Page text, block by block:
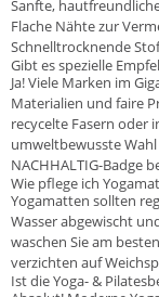
Sanfte,
Flache Nähte zur
Schnelltrocknende
Gibt es spezielle
Ja! Viele Marken im
Materialien und faire
recycelte Fasern oder
umweltbewusste
NACHHALTIG-Badge
Wie pflege ich
Yogamatten sollten
Wasser abgewischt
waschen Sie am
verzichten auf
Ist die Yoga- &